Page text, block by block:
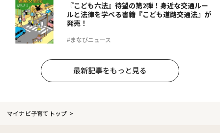
#まなびニュース
『こども六法』待望の第2弾！身近な交通ルー
ルと法律を学べる書籍『こども道路交通法』が
発売！
最新記事をもっと見る
マイナビ子育てトップ